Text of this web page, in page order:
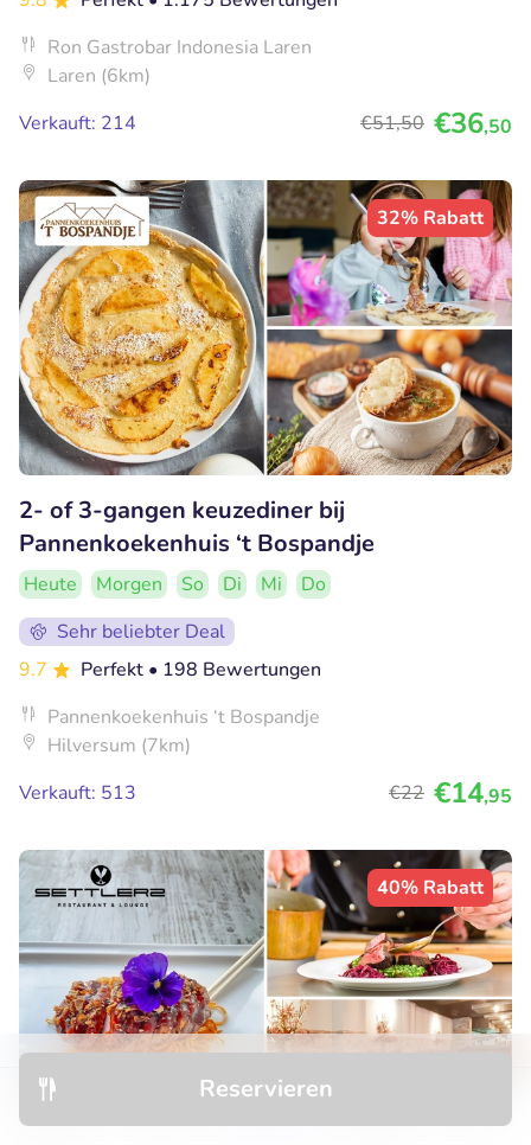
Reservieren
Ron Gastrobar Indonesia Laren
Laren (6km)
Verkauft: 214
€51,50 €36,50
32% Rabatt
2- of 3-gangen keuzediner bij
Pannenkoekenhuis ‘t Bospandje
Heute Morgen So Di Mi
Do
Sehr beliebter Deal
9.7
Perfekt • 198 Bewertungen
Pannenkoekenhuis ‘t Bospandje
Hilversum (7km)
Verkauft: 513
€22 €14,95
40% Rabatt